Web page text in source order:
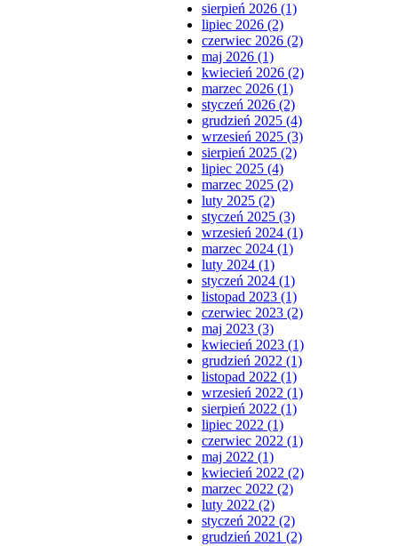
sierpień 2026 (1)
lipiec 2026 (2)
czerwiec 2026 (2)
maj 2026 (1)
kwiecień 2026 (2)
marzec 2026 (1)
styczeń 2026 (2)
grudzień 2025 (4)
wrzesień 2025 (3)
sierpień 2025 (2)
lipiec 2025 (4)
marzec 2025 (2)
luty 2025 (2)
styczeń 2025 (3)
wrzesień 2024 (1)
marzec 2024 (1)
luty 2024 (1)
styczeń 2024 (1)
listopad 2023 (1)
czerwiec 2023 (2)
maj 2023 (3)
kwiecień 2023 (1)
grudzień 2022 (1)
listopad 2022 (1)
wrzesień 2022 (1)
sierpień 2022 (1)
lipiec 2022 (1)
czerwiec 2022 (1)
maj 2022 (1)
kwiecień 2022 (2)
marzec 2022 (2)
luty 2022 (2)
styczeń 2022 (2)
grudzień 2021 (2)